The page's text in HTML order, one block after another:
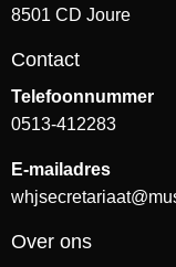
8501 CD Joure
Contact
Telefoonnummer
0513-412283
E-mailadres
Over ons